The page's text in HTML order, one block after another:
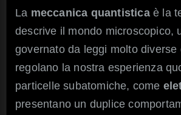
La meccanica quantisticaè la
descrive il mondo microscopico,
governato da leggi molto diverse
regolano la nostra esperienza
particelle subatomiche, come
presentano un duplice